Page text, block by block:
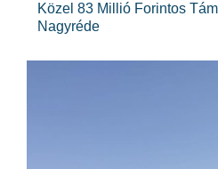
Közel 83 Millió Forintos
Nagyréde